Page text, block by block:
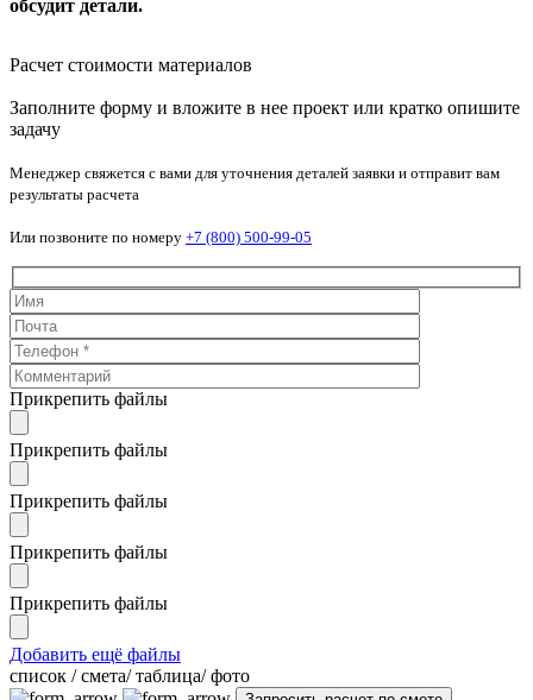
обсудит детали.
Расчет стоимости материалов
Заполните форму и вложите в нее проект или кратко опишите
задачу
Менеджер свяжется с вами для уточнения деталей заявки и отправит вам
результаты расчета
Или позвоните по номеру +7 (800) 500-99-05
Прикрепить файлы
Прикрепить файлы
Прикрепить файлы
Прикрепить файлы
Прикрепить файлы
Добавить ещё файлы
cписок / смета/ таблица/ фото